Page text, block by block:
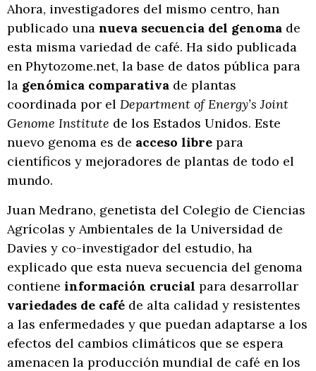
Ahora, investigadores del mismo centro, han
publicado una nueva secuencia del genoma de
esta misma variedad de café. Ha sido publicada
en Phytozome.net, la base de datos pública para
la genómica comparativa de plantas
coordinada por el Department of Energy’s Joint
Genome Institute de los Estados Unidos. Este
nuevo genoma es de acceso libre para
científicos y mejoradores de plantas de todo el
mundo.
Juan Medrano, genetista del Colegio de Ciencias
Agrícolas y Ambientales de la Universidad de
Davies y co-investigador del estudio, ha
explicado que esta nueva secuencia del genoma
contiene información crucial para desarrollar
variedades de café de alta calidad y resistentes
a las enfermedades y que puedan adaptarse a los
efectos del cambios climáticos que se espera
amenacen la producción mundial de café en los